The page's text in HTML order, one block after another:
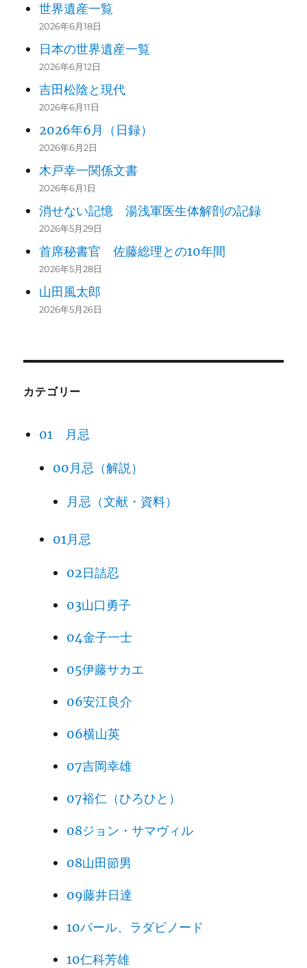
世界遺産一覧
2026年6月18日
日本の世界遺産一覧
2026年6月12日
吉田松陰と現代
2026年6月11日
2026年6月（日録）
2026年6月2日
木戸幸一関係文書
2026年6月1日
消せない記憶 湯浅軍医生体解剖の記録
2026年5月29日
首席秘書官 佐藤総理との10年間
2026年5月28日
山田風太郎
2026年5月26日
カテゴリー
01 月忌
00月忌（解説）
月忌（文献・資料）
01月忌
02日詰忍
03山口勇子
04金子一士
05伊藤サカエ
06安江良介
06横山英
07吉岡幸雄
07裕仁（ひろひと）
08ジョン・サマヴィル
08山田節男
09藤井日達
10パール、ラダビノード
10仁科芳雄